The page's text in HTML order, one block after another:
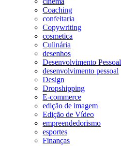
Coaching
confeitaria
Copywriting
cosmetica
Culinária
desenhos
Desenvolvimento Pessoal
desenvolvimento pessoal
Design
Dropshipping
E-commerce
edição de imagem
Edição de Vídeo
empreendedorismo
esportes
Finanças